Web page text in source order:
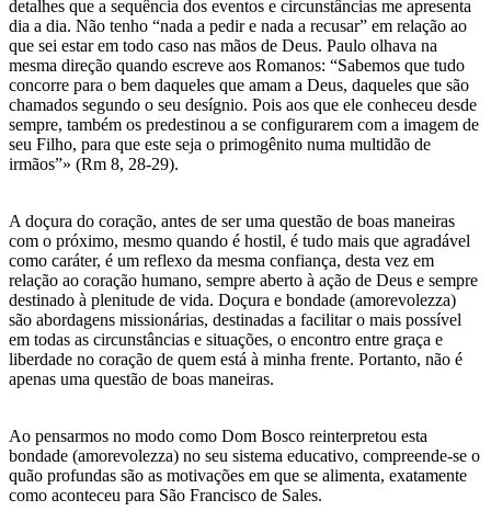
detalhes que a sequência dos eventos e circunstâncias me apresenta
dia a dia. Não tenho “nada a pedir e nada a recusar” em relação ao
que sei estar em todo caso nas mãos de Deus. Paulo olhava na
mesma direção quando escreve aos Romanos: “Sabemos que tudo
concorre para o bem daqueles que amam a Deus, daqueles que são
chamados segundo o seu desígnio. Pois aos que ele conheceu desde
sempre, também os predestinou a se configurarem com a imagem de
seu Filho, para que este seja o primogênito numa multidão de
irmãos”» (Rm 8, 28-29).
A doçura do coração, antes de ser uma questão de boas maneiras
com o próximo, mesmo quando é hostil, é tudo mais que agradável
como caráter, é um reflexo da mesma confiança, desta vez em
relação ao coração humano, sempre aberto à ação de Deus e sempre
destinado à plenitude de vida. Doçura e bondade (amorevolezza)
são abordagens missionárias, destinadas a facilitar o mais possível
em todas as circunstâncias e situações, o encontro entre graça e
liberdade no coração de quem está à minha frente. Portanto, não é
apenas uma questão de boas maneiras.
Ao pensarmos no modo como Dom Bosco reinterpretou esta
bondade (amorevolezza) no seu sistema educativo, compreende-se o
quão profundas são as motivações em que se alimenta, exatamente
como aconteceu para São Francisco de Sales.